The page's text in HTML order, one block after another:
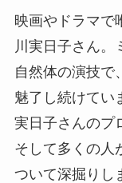
映画やドラマで
川実日子さん。
自然体の演技で
魅了し続けてい
実日子さんのプ
そして多くの人
ついて深掘りし